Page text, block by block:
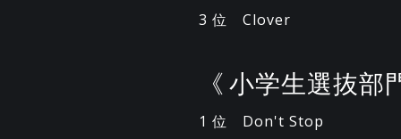
3 位 Clover
《 小学生選抜部
1 位 Don't Stop